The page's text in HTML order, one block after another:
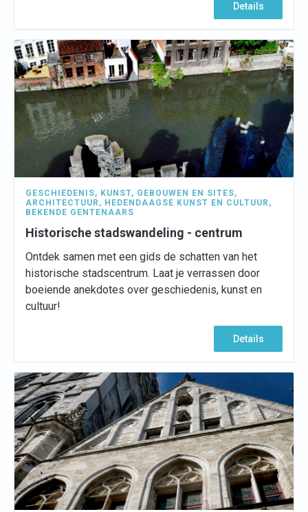
Details
GESCHIEDENIS, KUNST, GEBOUWEN EN SITES,
ARCHITECTUUR , HEDENDAAGSE KUNST EN CULTUUR ,
BEKENDE GENTENAARS
Historische stadswandeling - centrum
Ontdek samen met een gids de schatten van het
historische stadscentrum. Laat je verrassen door
boeiende anekdotes over geschiedenis, kunst en
cultuur!
Details